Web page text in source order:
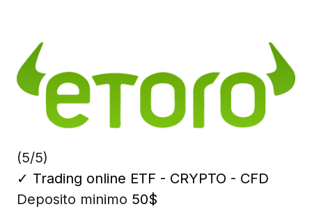
(5/5)
✓ Trading online ETF - CRYPTO - CFD
Deposito minimo 50$